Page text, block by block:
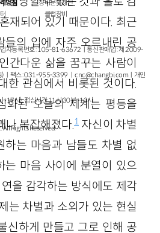
재되어 있기 때문이다. 최근
들의 입에 자주 오르내린 공
간다운 삶을 꿈꾸는 사람이
한 관심에서 비롯된 것이다.
화된 오늘의 세계는 평등을
나 복잡해졌다.1자신이 차별
하는 마음과 남들도 차별 없
는 마음 사이에 분열이 있으
연을 감각하는 방식에도 제각
는 차별과 소외가 있는 현실
신하게 만들고 그로 인해 공
방침
창비문화재단
클럽창비
업자등록번호 : 105-81-63672ㅣ통신판매업 : 제 2009-
)ㅣ팩스 : 031-955-3399 ㅣcnc@changbi.com ㅣ개인
시), 점심시간 11시 30분~13시
Rights Reserved.